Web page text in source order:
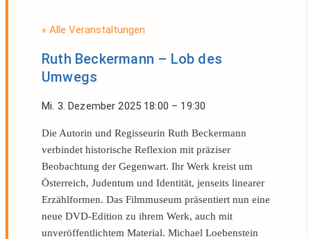
« Alle Veranstaltungen
Ruth Beckermann – Lob des
Umwegs
Mi. 3. Dezember 2025 18:00 – 19:30
Die Autorin und Regisseurin Ruth Beckermann
verbindet historische Reflexion mit präziser
Beobachtung der Gegenwart. Ihr Werk kreist um
Österreich, Judentum und Identität, jenseits linearer
Erzählformen. Das Filmmuseum präsentiert nun eine
neue DVD-Edition zu ihrem Werk, auch mit
unveröffentlichtem Material. Michael Loebenstein